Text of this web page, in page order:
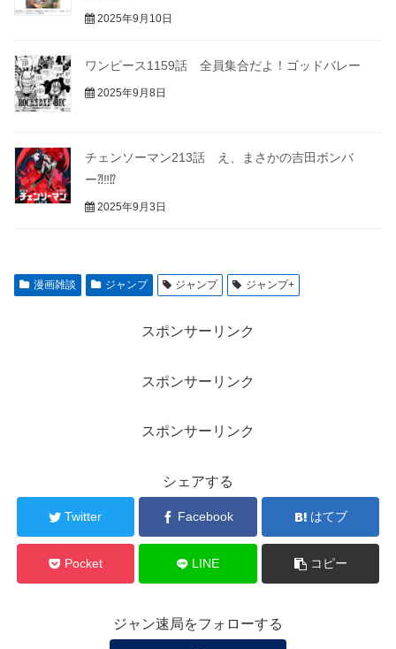
2025年9月10日
ワンピース1159話 全員集合だよ！ゴッドバレー
2025年9月8日
チェンソーマン213話 え、まさかの吉田ボンバ
ー⁈‼︎⁉︎
2025年9月3日
漫画雑談 ジャンプ ジャンプ ジャンプ+
スポンサーリンク
スポンサーリンク
スポンサーリンク
シェアする
Twitter Facebook はてブ
Pocket LINE コピー
ジャン速局をフォローする